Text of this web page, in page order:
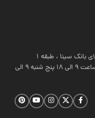
ساعت کاری شیراز: شنبه تا چهارشنبه از ساعت 9 الی 18 پنج شنبه 9 الی